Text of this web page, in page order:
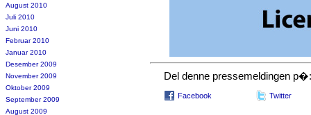
August 2010
Juli 2010
Juni 2010
Februar 2010
Januar 2010
Desember 2009
November 2009
Oktober 2009
September 2009
August 2009
Del denne pressemeldingen p�:
Facebook Twitter